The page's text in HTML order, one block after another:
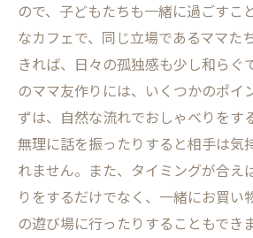
ので、子どもたちも一緒に過ごすこ
なカフェで、同じ立場であるママた
きれば、日々の孤独感も少し和らぐ
のママ友作りには、いくつかのポイ
ずは、自然な流れでおしゃべりをす
無理に話を振ったりすると相手は気
れません。また、タイミングが合え
りをするだけでなく、一緒にお買い
の遊び場に行ったりすることもでき